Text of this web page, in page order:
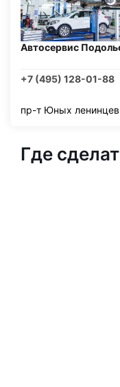
Автосервис
+7 (495) 128-01-88
пр-т Юных
Где